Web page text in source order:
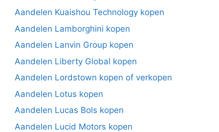
Aandelen Kuaishou Technology kopen
Aandelen Lamborghini kopen
Aandelen Lanvin Group kopen
Aandelen Liberty Global kopen
Aandelen Lordstown kopen of verkopen
Aandelen Lotus kopen
Aandelen Lucas Bols kopen
Aandelen Lucid Motors kopen